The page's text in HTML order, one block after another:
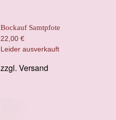
Bockauf Samtpfote
22,00 €
Leider ausverkauft
zzgl. Versand